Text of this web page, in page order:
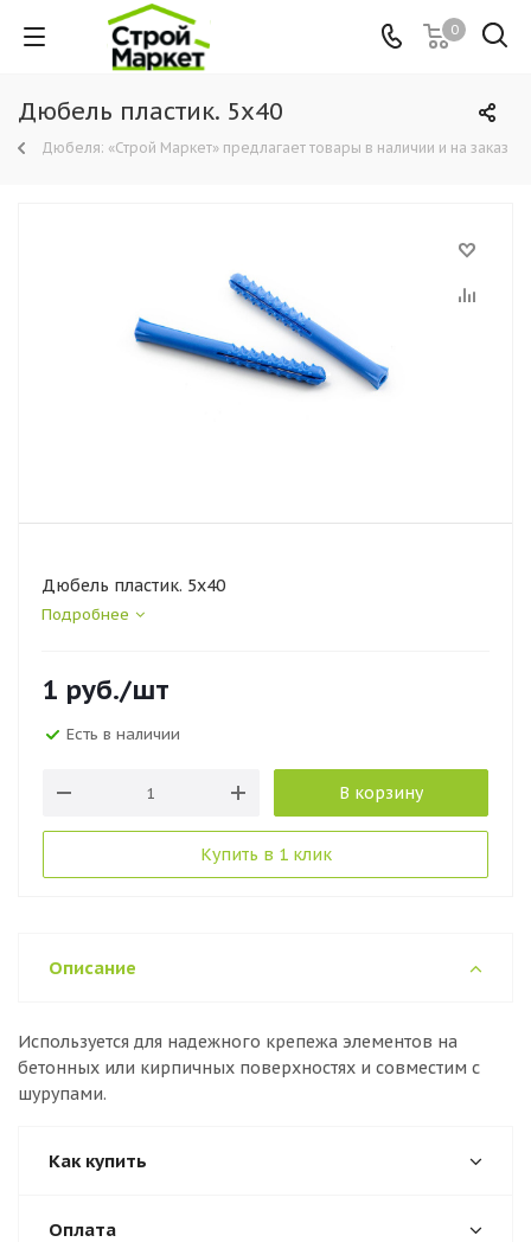
0
Дюбель пластик. 5х40
Дюбеля: «Строй Маркет» предлагает товары в наличии и на заказ
Дюбель пластик. 5х40
Подробнее
1 руб./шт
Есть в наличии
В корзину
Купить в 1 клик
Описание
Используется для надежного крепежа элементов на
бетонных или кирпичных поверхностях и совместим с
шурупами.
Как купить
Оплата